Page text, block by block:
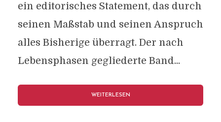
ein editorisches Statement, das durch
seinen Maßstab und seinen Anspruch
alles Bisherige überragt. Der nach
Lebensphasen gegliederte Band...
WEITERLESEN